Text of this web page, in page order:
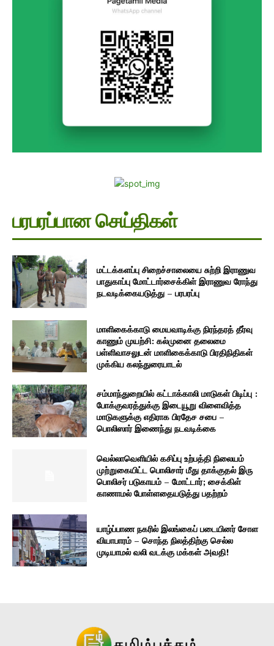
பரபரப்பான செய்திகள்
மட்டக்களப்பு சிறைச்சாலையை சுற்றி இராணுவ
பாதுகாப்பு மோட்டார்சைக்கிள் இராணுவ ரோந்து
நடவடிக்கையடுத்து – பரபரப்பு
மாளிகைக்காடு மையவாடிக்கு நிரந்தரத் தீர்வு
காணும் முயற்சி: கல்முனை தலைமை
பள்ளிவாசலுடன் மாளிகைக்காடு பிரதிநிதிகள்
முக்கிய கலந்துரையாடல்
சம்மாந்துறையில் கட்டாக்காலி மாடுகள் பிடிப்பு :
போக்குவரத்துக்கு இடையூறு விளைவித்த
மாடுகளுக்கு எதிராக பிரதேச சபை –
பொலிஸார் இணைந்து நடவடிக்கை
வெல்லாவெளியில் கசிப்பு உற்பத்தி நிலையம்
முற்றுகையிட்ட பொலிசார் மீது தாக்குதல் இரு
பொலிசர் படுகாயம் – மோட்டார்; சைக்கிள்
காணாமல் போள்ளதையடுத்து பதற்றம்
யாழ்ப்பாண நகரில் இலங்கைப் படையினர் சோள
வியாபாரம் – சொந்த நிலத்திற்கு செல்ல
முடியாமல் வலி வடக்கு மக்கள் அவதி!